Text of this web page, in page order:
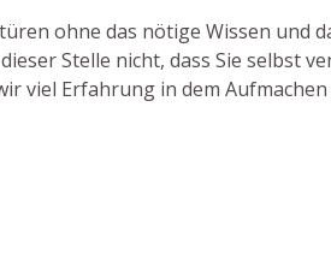
ohne das nötige Wissen und
Stelle nicht, dass Sie selbst
viel Erfahrung in dem